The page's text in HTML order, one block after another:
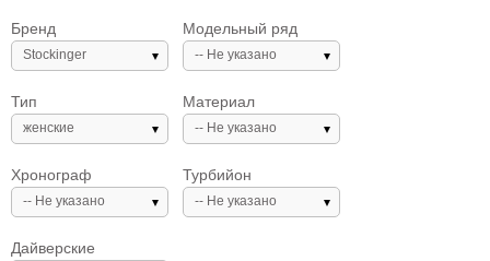
Бренд
Stockinger
Модельный ряд
-- Не указано
Тип
женские
Материал
-- Не указано
Хронограф
-- Не указано
Турбийон
-- Не указано
Дайверские